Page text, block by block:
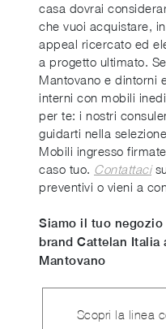
casa dovrai
che vuoi acquistare,
appeal ricercato ed
a progetto ultimato.
Mantovano e dintorni
interni con mobili
per te: i nostri
guidarti nella
Mobili ingresso
caso tuo. Contattaci
preventivi o vieni a
Siamo il tuo
brand Cattelan Italia
Mantovano
Scopri la linea